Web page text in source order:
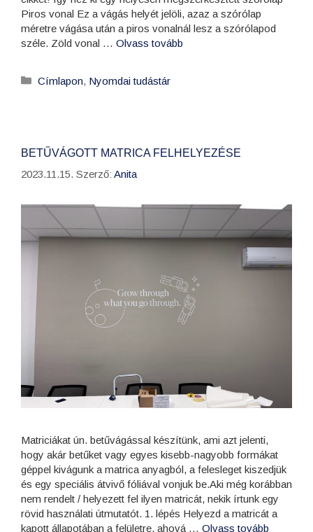
Piros vonal Ez a vágás helyét jelöli, azaz a szórólap
méretre vágása után a piros vonalnál lesz a szórólapod
széle. Zöld vonal … Olvass tovább
Címlapon, Nyomdai tudástár
BETŰVÁGOTT MATRICA FELHELYEZÉSE
2023.11.15. Szerző: Anita
Matriciákat ún. betűvágással készítünk, ami azt jelenti,
hogy akár betűket vagy egyes kisebb-nagyobb formákat
géppel kivágunk a matrica anyagból, a felesleget kiszedjük
és egy speciális átvivő fóliával vonjuk be.Aki még korábban
nem rendelt / helyezett fel ilyen matricát, nekik írtunk egy
rövid használati útmutatót. 1. lépés Helyezd a matricát a
kapott állapotában a felületre, ahová … Olvass tovább